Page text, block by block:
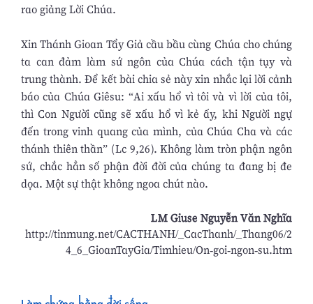
rao giảng Lời Chúa.
Xin Thánh Gioan Tẩy Giả cầu bầu cùng Chúa cho chúng
ta can đảm làm sứ ngôn của Chúa cách tận tụy và
trung thành. Để kết bài chia sẻ này xin nhắc lại lời cảnh
báo của Chúa Giêsu: “Ai xấu hổ vì tôi và vì lời của tôi,
thì Con Người cũng sẽ xấu hổ vì kẻ ấy, khi Người ngự
đến trong vinh quang của mình, của Chúa Cha và các
thánh thiên thần” (Lc 9,26). Không làm tròn phận ngôn
sứ, chắc hẳn số phận đời đời của chúng ta đang bị đe
dọa. Một sự thật không ngoa chút nào.
LM Giuse Nguyễn Văn Nghĩa
http://tinmung.net/CACTHANH/_CacThanh/_Thang06/2
4_6_GioanTayGia/Timhieu/On-goi-ngon-su.htm